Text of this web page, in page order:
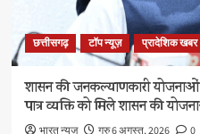
छत्तीसगढ़ टॉप न्यूज़ प्रादेशिक खबर
शासन की जनकल्याणकारी योजनाओं
पात्र व्यक्ति को मिले शासन की